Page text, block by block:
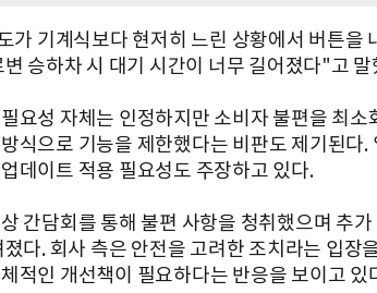
가 기계식보다 현저히 느린 상황에서 버튼을
승하차 시 대기 시간이 너무 길어졌다"고 말
요성 자체는 인정하지만 소비자 불편을 최소
식으로 기능을 제한했다는 비판도 제기된다.
데이트 적용 필요성도 주장하고 있다.
간담회를 통해 불편 사항을 청취했으며 추가
다. 회사 측은 안전을 고려한 조치라는 입장
적인 개선책이 필요하다는 반응을 보이고 있